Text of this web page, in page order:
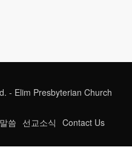
- Elim Presbyterian Church
말씀 선교소식 Contact Us